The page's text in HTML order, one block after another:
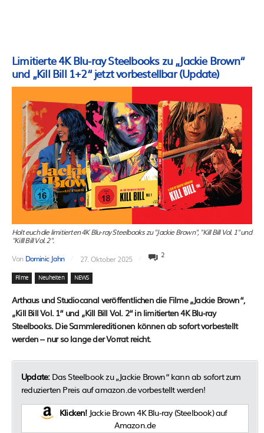
Limitierte 4K Blu-ray Steelbooks zu „Jackie Brown“
und „Kill Bill 1+2“ jetzt vorbestellbar (Update)
Holt euch die limitierten 4K Blu-ray Steelbooks zu "Jackie Brown", "Kill Bill Vol. 1" und
"Killl Bill Vol. 2".
Von Dominic Jahn 27. Oktober 2025 2
Filme Neuheiten NEWS
Arthaus und Studiocanal veröffentlichen die Filme „Jackie Brown“,
„Kill Bill Vol. 1“ und „Kill Bill Vol. 2“ in limitierten 4K Blu-ray
Steelbooks. Die Sammlereditionen können ab sofort vorbestellt
werden – nur so lange der Vorrat reicht.
Update:Das Steelbook zu „Jackie Brown“ kann ab sofort zum
reduzierten Preis auf amazon.de vorbestellt werden!
Klicken! Jackie Brown 4K Blu-ray (Steelbook) auf
Amazon.de